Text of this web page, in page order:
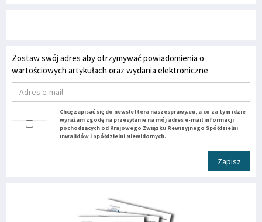
Zostaw swój adres aby otrzymywać powiadomienia o
wartościowych artykułach oraz wydania elektroniczne
Chcę zapisać się do newslettera naszesprawy.eu, a co za tym idzie
wyrażam zgodę na przesyłanie na mój adres e-mail informacji
pochodzących od Krajowego Związku Rewizyjnego Spółdzielni
Inwalidów i Spółdzielni Niewidomych.
Zapisz